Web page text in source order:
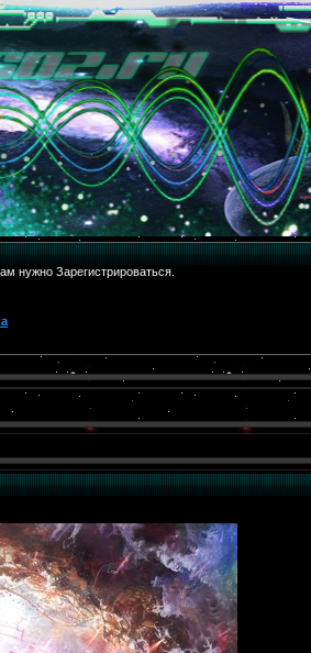
нужно Зарегистрироваться.